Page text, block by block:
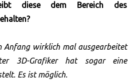
diese dem Bereich des
Anfang wirklich mal ausgearbeitet
3D-Grafiker hat sogar eine
Es ist möglich.